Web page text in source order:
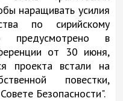
наращивать усилия
по сирийскому
предусмотрено в
от 30 июня,
проекта встали на
повестки,
Безопасности".